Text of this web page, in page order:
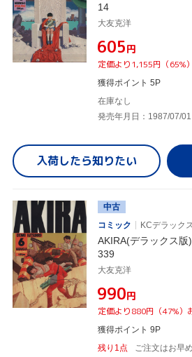
14
大友克洋
¥605円
定価より1,155円（65%
獲得ポイント 5P
在庫なし
発売年月日：1987/07/01
入荷したら知りたい
中古
コミック
KCデラック
AKIRA(デラックス
339
大友克洋
¥990円
定価より880円（47%）
獲得ポイント 9P
残り1点
ご注文はお早